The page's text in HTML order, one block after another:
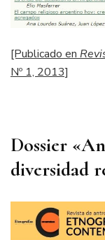
[Publicado en
Nº 1, 2013]
Dossier
diversidad